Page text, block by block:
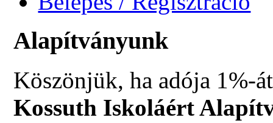
Alapítványunk
Köszönjük, ha adója 1%-
Kossuth Iskoláért